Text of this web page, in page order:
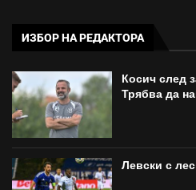
ИЗБОР НА РЕДАКТОРА
Косич след
Трябва да
Левски с